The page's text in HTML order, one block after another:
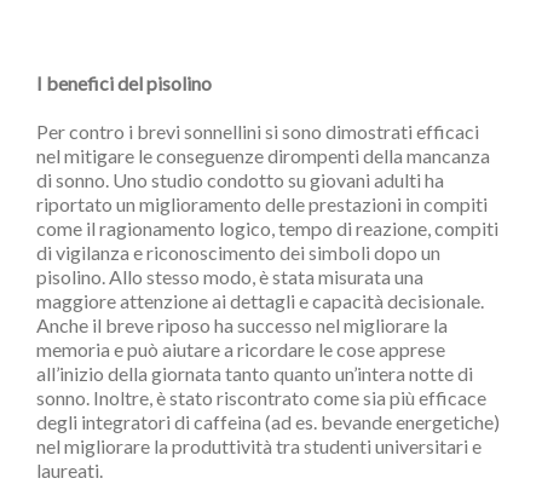
I benefici del pisolino
Per contro i brevi sonnellini si sono dimostrati efficaci
nel mitigare le conseguenze dirompenti della mancanza
di sonno. Uno studio condotto su giovani adulti ha
riportato un miglioramento delle prestazioni in compiti
come il ragionamento logico, tempo di reazione, compiti
di vigilanza e riconoscimento dei simboli dopo un
pisolino. Allo stesso modo, è stata misurata una
maggiore attenzione ai dettagli e capacità decisionale.
Anche il breve riposo ha successo nel migliorare la
memoria e può aiutare a ricordare le cose apprese
all’inizio della giornata tanto quanto un’intera notte di
sonno. Inoltre, è stato riscontrato come sia più efficace
degli integratori di caffeina (ad es. bevande energetiche)
nel migliorare la produttività tra studenti universitari e
laureati.